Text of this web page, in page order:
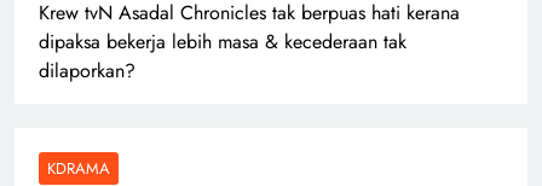
Krew tvN Asadal Chronicles tak berpuas hati kerana
dipaksa bekerja lebih masa & kecederaan tak
dilaporkan?
KDRAMA